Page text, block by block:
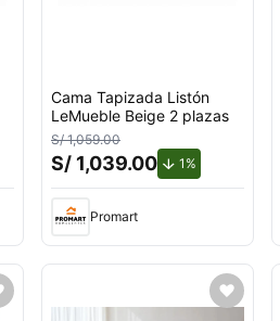
Cama Tapizada Listón
LeMueble Beige 2 plazas
S/ 1,059.00
S/ 1,039.00 1%
Promart